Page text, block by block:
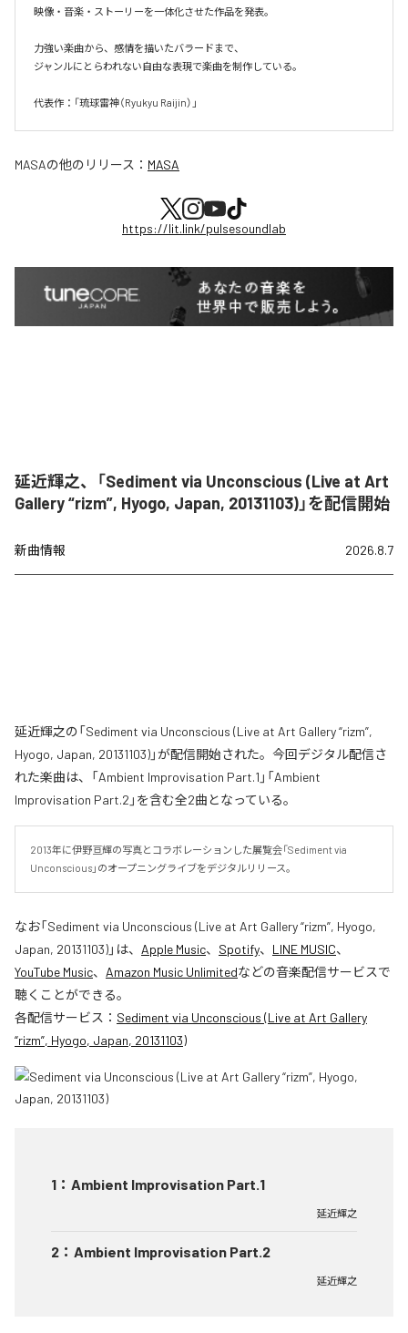
映像・音楽・ストーリーを一体化させた作品を発表。
力強い楽曲から、感情を描いたバラードまで、
ジャンルにとらわれない自由な表現で楽曲を制作している。
代表作：「琉球雷神（Ryukyu Raijin）」
MASAの他のリリース： MASA
https://lit.link/pulsesoundlab
延近輝之、「Sediment via Unconscious (Live at Art
Gallery “rizm”, Hyogo, Japan, 20131103)」を配信開始
新曲情報 2026.8.7
延近輝之の「Sediment via Unconscious (Live at Art Gallery “rizm”,
Hyogo, Japan, 20131103)」が配信開始された。今回デジタル配信さ
れた楽曲は、「Ambient Improvisation Part.1」「Ambient
Improvisation Part.2」を含む全2曲となっている。
2013年に伊野亘輝の写真とコラボレーションした展覧会「Sediment via
Unconscious」のオープニングライブをデジタルリリース。
なお「Sediment via Unconscious (Live at Art Gallery “rizm”, Hyogo,
Japan, 20131103)」は、 Apple Music、 Spotify、 LINE MUSIC、
YouTube Music、 Amazon Music Unlimitedなどの音楽配信サービスで
聴くことができる。
各配信サービス： Sediment via Unconscious (Live at Art Gallery
“rizm”, Hyogo, Japan, 20131103)
1 ： Ambient Improvisation Part.1
延近輝之
2 ： Ambient Improvisation Part.2
延近輝之